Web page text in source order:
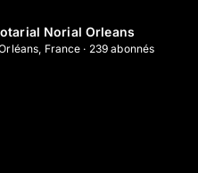
Norial Orleans
France · 239 abonnés